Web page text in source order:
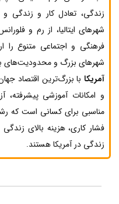
زندگی، تعادل کار و زندگی و
شهرهای ایتالیا، از رم و
فرهنگی و اجتماعی متنوع را
شهرهای بزرگ و محدودیت‌های
آمریکا با بزرگ‌ترین اقتصاد
و امکانات آموزشی پیشرفته،
مناسبی برای کسانی است که
فشار کاری، هزینه بالای
زندگی در آمریکا هستند.